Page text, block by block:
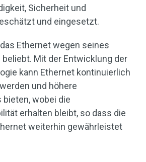
Sicherheit und
und eingesetzt.
Ethernet wegen seines
Mit der Entwicklung der
kann Ethernet kontinuierlich
und höhere
wobei die
erhalten bleibt, so dass die
weiterhin gewährleistet